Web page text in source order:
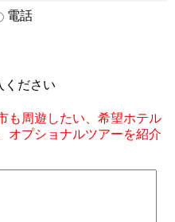
電話
ください
も周遊したい、希望ホテル
オプショナルツアーを紹介